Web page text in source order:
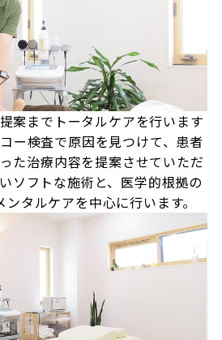
案まで トータルケアを行います
ー検査で原因を見つけて、患者
た治療内容を提案させていただ
ソフトな施術と、医学的根拠の
タルケアを中心に行います。